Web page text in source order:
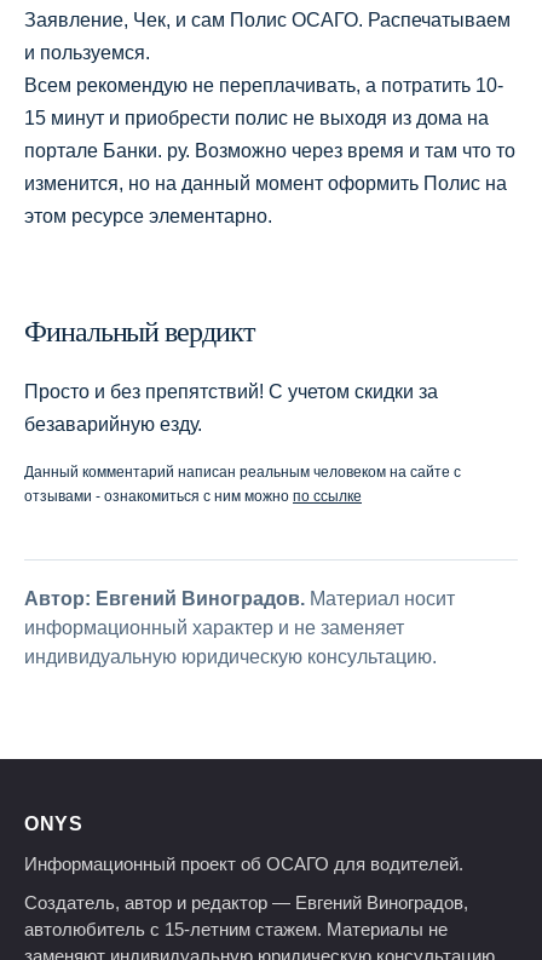
Заявление, Чек, и сам Полис ОСАГО. Распечатываем
и пользуемся.
Всем рекомендую не переплачивать, а потратить 10-
15 минут и приобрести полис не выходя из дома на
портале Банки. ру. Возможно через время и там что то
изменится, но на данный момент оформить Полис на
этом ресурсе элементарно.
Финальный вердикт
Просто и без препятствий! С учетом скидки за
безаварийную езду.
Данный комментарий написан реальным человеком на сайте с
отзывами - ознакомиться с ним можно по ссылке
Автор: Евгений Виноградов. Материал носит
информационный характер и не заменяет
индивидуальную юридическую консультацию.
ONYS
Информационный проект об ОСАГО для водителей.
Создатель, автор и редактор — Евгений Виноградов,
автолюбитель с 15-летним стажем. Материалы не